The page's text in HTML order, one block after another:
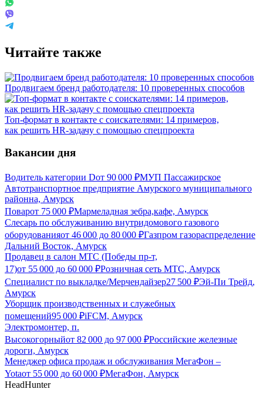
Читайте также
Продвигаем бренд работодателя: 10 проверенных способов
Топ-формат в контакте с соискателями: 14 примеров,
как решить HR-задачу с помощью спецпроекта
Вакансии дня
Водитель категории Dот 90 000 ₽МУП Пассажирское
Автотранспортное предприятие Амурского муниципального
районна, Амурск
Поварот 75 000 ₽Мармеладная зебра,кафе, Амурск
Слесарь по обслуживанию внутридомового газового
оборудованияот 46 000 до 80 000 ₽Газпром газораспределение
Дальний Восток, Амурск
Продавец в салон МТС (Победы пр-т,
17)от 55 000 до 60 000 ₽Розничная сеть МТС, Амурск
Специалист по выкладке/Мерчендайзер27 500 ₽Эй-Пи Трейд,
Амурск
Уборщик производственных и служебных
помещений95 000 ₽iFCM, Амурск
Электромонтер, п.
Высокогорныйот 82 000 до 97 000 ₽Российские железные
дороги, Амурск
Менеджер офиса продаж и обслуживания МегаФон –
Yotaот 55 000 до 60 000 ₽МегаФон, Амурск
HeadHunter